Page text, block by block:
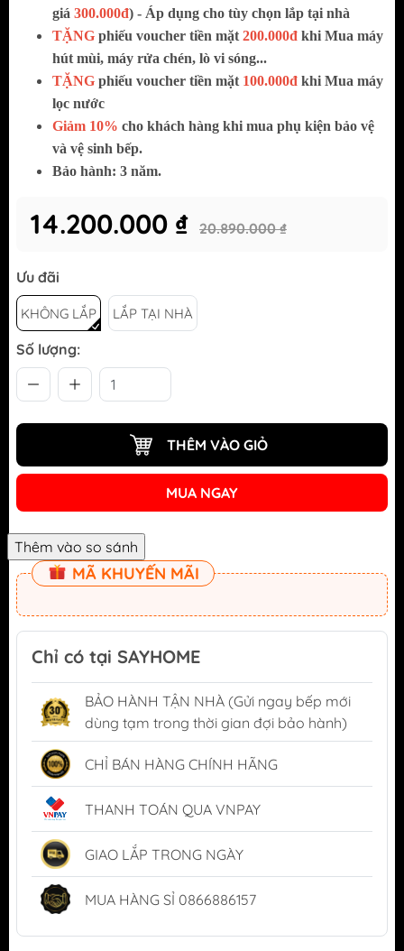
giá 300.000đ) - Áp dụng cho tùy chọn lắp tại nhà
TẶNG phiếu voucher tiền mặt 200.000đ khi Mua máy
hút mùi, máy rửa chén, lò vi sóng...
TẶNG phiếu voucher tiền mặt 100.000đ khi Mua máy
lọc nước
Giảm 10% cho khách hàng khi mua phụ kiện bảo vệ
và vệ sinh bếp.
Bảo hành: 3 năm.
14.200.000 ₫ 20.890.000 ₫
Ưu đãi
KHÔNG LẮP LẮP TẠI NHÀ
Số lượng:
THÊM VÀO GIỎ
MUA NGAY
MÃ KHUYẾN MÃI
Chỉ có tại SAYHOME
BẢO HÀNH TẬN NHÀ (Gửi ngay bếp mới
dùng tạm trong thời gian đợi bảo hành)
CHỈ BÁN HÀNG CHÍNH HÃNG
THANH TOÁN QUA VNPAY
GIAO LẮP TRONG NGÀY
MUA HÀNG SỈ 0866886157